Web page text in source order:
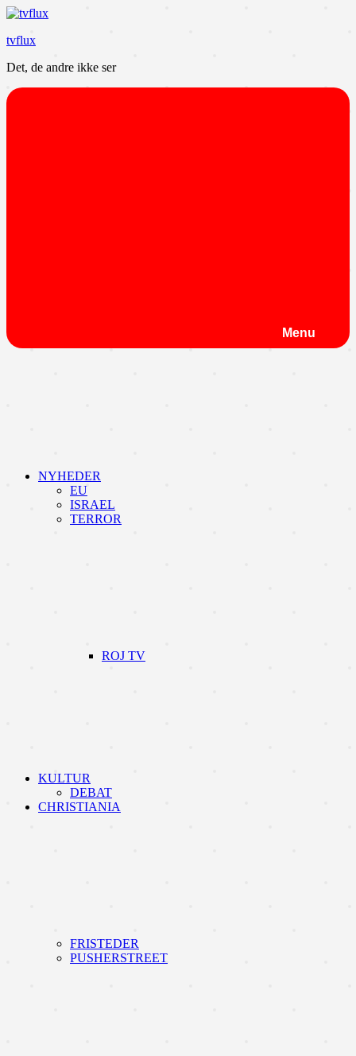
Videre
indhold
tvflux
Det, de andre ikke ser
Menu
NYHEDER
EU
ISRAEL
TERROR
ROJ TV
KULTUR
DEBAT
CHRISTIANIA
FRISTEDER
PUSHERSTREET